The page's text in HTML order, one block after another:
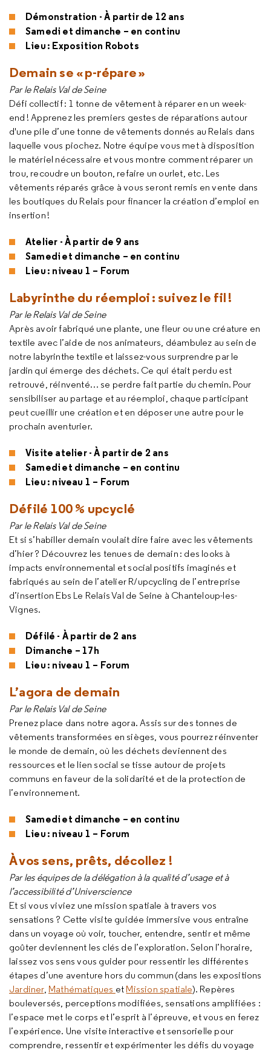
Démonstration - À partir de 12 ans
Samedi et dimanche – en continu
Lieu : Exposition Robots
Demain se « p-répare »
Par le Relais Val de Seine
Défi collectif : 1 tonne de vêtement à réparer en un week-
end ! Apprenez les premiers gestes de réparations autour
d'une pile d’une tonne de vêtements donnés au Relais dans
laquelle vous piochez. Notre équipe vous met à disposition
le matériel nécessaire et vous montre comment réparer un
trou, recoudre un bouton, refaire un ourlet, etc. Les
vêtements réparés grâce à vous seront remis en vente dans
les boutiques du Relais pour financer la création d’emploi en
insertion !
Atelier - À partir de 9 ans
Samedi et dimanche – en continu
Lieu : niveau 1 – Forum
Labyrinthe du réemploi : suivez le fil !
Par le Relais Val de Seine
Après avoir fabriqué une plante, une fleur ou une créature en
textile avec l’aide de nos animateurs, déambulez au sein de
notre labyrinthe textile et laissez-vous surprendre par le
jardin qui émerge des déchets. Ce qui était perdu est
retrouvé, réinventé… se perdre fait partie du chemin. Pour
sensibiliser au partage et au réemploi, chaque participant
peut cueillir une création et en déposer une autre pour le
prochain aventurier.
Visite atelier - À partir de 2 ans
Samedi et dimanche – en continu
Lieu : niveau 1 – Forum
Défilé 100 % upcyclé
Par le Relais Val de Seine
Et si s’habiller demain voulait dire faire avec les vêtements
d’hier ? Découvrez les tenues de demain : des looks à
impacts environnemental et social positifs imaginés et
fabriqués au sein de l’atelier R/upcycling de l’entreprise
d’insertion Ebs Le Relais Val de Seine à Chanteloup-les-
Vignes.
Défilé - À partir de 2 ans
Dimanche – 17h
Lieu : niveau 1 – Forum
L’agora de demain
Par le Relais Val de Seine
Prenez place dans notre agora. Assis sur des tonnes de
vêtements transformées en sièges, vous pourrez réinventer
le monde de demain, où les déchets deviennent des
ressources et le lien social se tisse autour de projets
communs en faveur de la solidarité et de la protection de
l’environnement.
Samedi et dimanche – en continu
Lieu : niveau 1 – Forum
À vos sens, prêts, décollez !
Par les équipes de la délégation à la qualité d’usage et à
l’accessibilité d’Universcience
Et si vous viviez une mission spatiale à travers vos
sensations ? Cette visite guidée immersive vous entraîne
dans un voyage où voir, toucher, entendre, sentir et même
goûter deviennent les clés de l’exploration. Selon l’horaire,
laissez vos sens vous guider pour ressentir les différentes
étapes d’une aventure hors du commun (dans les expositions
Jardiner, Mathématiques et Mission spatiale). Repères
bouleversés, perceptions modifiées, sensations amplifiées :
l’espace met le corps et l’esprit à l’épreuve, et vous en ferez
l’expérience. Une visite interactive et sensorielle pour
comprendre, ressentir et expérimenter les défis du voyage